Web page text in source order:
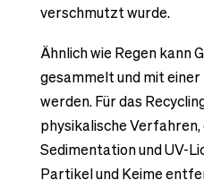
verschmutzt wurde.
Ähnlich wie Regen kann
gesammelt und mit
werden. Für das
physikalische
Sedimentation und UV-
Partikel und Keime